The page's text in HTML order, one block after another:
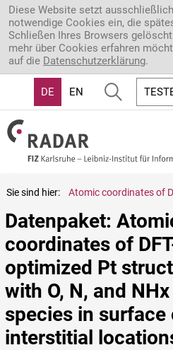
Direkt zum Inhalt
Diese Website setzt
notwendige Cookies ein, die
Schließen Ihres Browsers
mehr über Cookies erfahren
auf die Datenschutzerklärung.
DE EN
Sie sind hier:
Datenpaket:
coordinates of
optimized Pt
with O, N, and NHx
species in surface
interstitial